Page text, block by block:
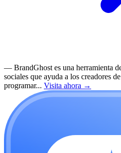
— BrandGhost es una herramienta
sociales que ayuda a los creadores
programar... Visita ahora →